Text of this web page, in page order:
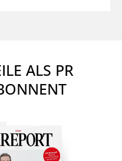
ALS PR